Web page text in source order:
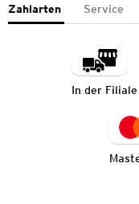
Zahlarten Service
In der Filiale